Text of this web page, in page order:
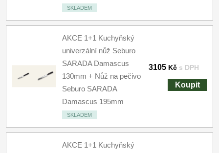
SKLADEM
AKCE 1+1 Kuchyňský
univerzální nůž Seburo
SARADA Damascus
130mm + Nůž na pečivo
Seburo SARADA
Damascus 195mm
SKLADEM
3105 Kč s DPH
Koupit
AKCE 1+1 Kuchyňský